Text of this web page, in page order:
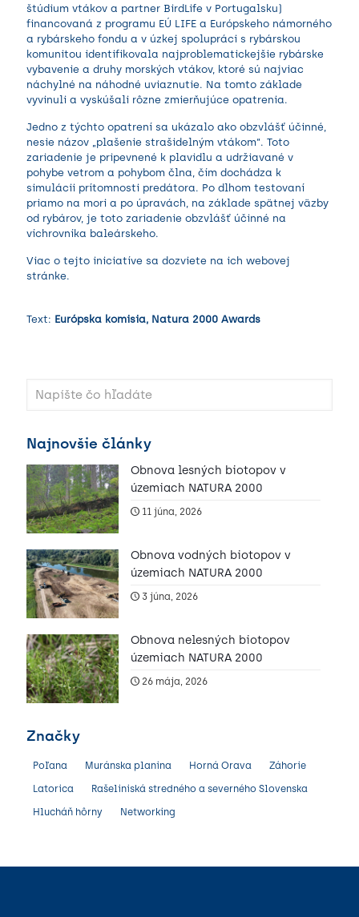
štúdium vtákov a partner BirdLife v Portugalsku)
financovaná z programu EÚ LIFE a Európskeho námorného
a rybárskeho fondu a v úzkej spolupráci s rybárskou
komunitou identifikovala najproblematickejšie rybárske
vybavenie a druhy morských vtákov, ktoré sú najviac
náchylné na náhodné uviaznutie. Na tomto základe
vyvinuli a vyskúšali rôzne zmierňujúce opatrenia.
Jedno z týchto opatrení sa ukázalo ako obzvlášť účinné,
nesie názov „plašenie strašidelným vtákom“. Toto
zariadenie je pripevnené k plavidlu a udržiavané v
pohybe vetrom a pohybom člna, čím dochádza k
simulácii prítomnosti predátora. Po dlhom testovaní
priamo na mori a po úpravách, na základe spätnej väzby
od rybárov, je toto zariadenie obzvlášť účinné na
víchrovníka baleárskeho.
Viac o tejto iniciatíve sa dozviete na ich webovej
stránke.
Text: Európska komisia, Natura 2000 Awards
Najnovšie články
Obnova lesných biotopov v
územiach NATURA 2000
11 júna, 2026
Obnova vodných biotopov v
územiach NATURA 2000
3 júna, 2026
Obnova nelesných biotopov
územiach NATURA 2000
26 mája, 2026
Značky
Poľana Muránska planina Horná Orava Záhorie
Latorica Rašeliniská stredného a severného Slovenska
Hlucháň hôrny Networking